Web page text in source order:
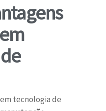
tecnologia de